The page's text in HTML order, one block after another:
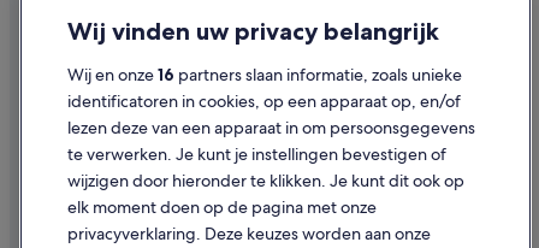
Hotels in Historisch Centrum van Rome
Hotels in de buurt van Romeinse Joodse Wijk
Hotels in Rome
Hotels in de buurt van Monument van Victor Emanuel II
Hotels in de buurt van Boog van Titus
Hotels in de buurt van Mamertijnse Gevangenis
Gebruiksvoorwaarden
Juridische informatie/Contact
Inhoudsrichtlijnen en inhoud rapporteren
Hulp
Wij vinden uw privacy belangrijk
Wij en onze16 partners slaan informatie, zoals unieke
identificatoren in cookies, op een apparaat op, en/of
lezen deze van een apparaat in om persoonsgegevens
te verwerken. Je kunt je instellingen bevestigen of
wijzigen door hieronder te klikken. Je kunt dit ook op
elk moment doen op de pagina met onze
privacyverklaring. Deze keuzes worden aan onze